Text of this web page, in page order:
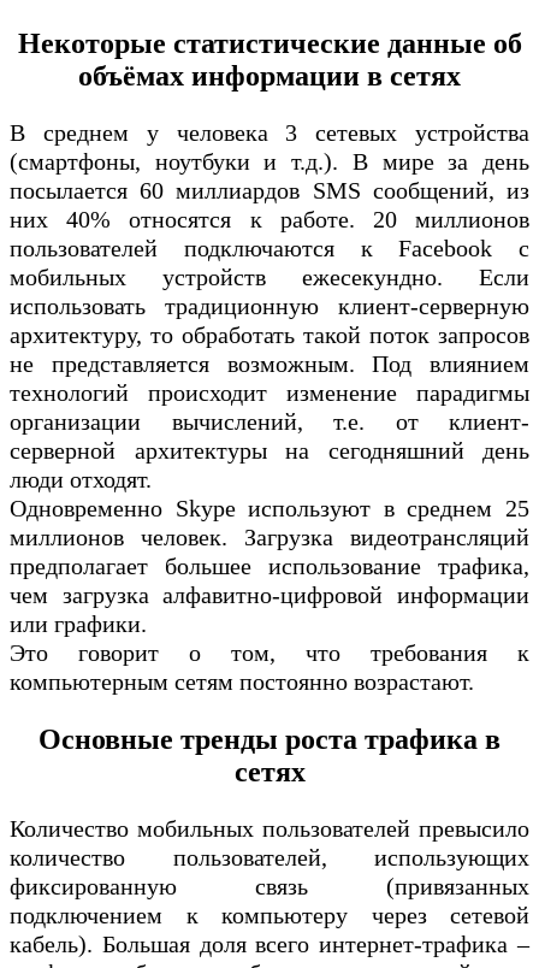
Некоторые статистические данные об
объёмах информации в сетях
В среднем у человека 3 сетевых устройства
(смартфоны, ноутбуки и т.д.). В мире за день
посылается 60 миллиардов SMS сообщений, из
них 40% относятся к работе. 20 миллионов
пользователей подключаются к Facebook с
мобильных устройств ежесекундно. Если
использовать традиционную клиент-серверную
архитектуру, то обработать такой поток запросов
не представляется возможным. Под влиянием
технологий происходит изменение парадигмы
организации вычислений, т.е. от клиент-
серверной архитектуры на сегодняшний день
люди отходят.
Одновременно Skype используют в среднем 25
миллионов человек. Загрузка видеотрансляций
предполагает большее использование трафика,
чем загрузка алфавитно-цифровой информации
или графики.
Это говорит о том, что требования к
компьютерным сетям постоянно возрастают.
Основные тренды роста трафика в
сетях
Количество мобильных пользователей превысило
количество пользователей, использующих
фиксированную связь (привязанных
подключением к компьютеру через сетевой
кабель). Большая доля всего интернет-трафика –